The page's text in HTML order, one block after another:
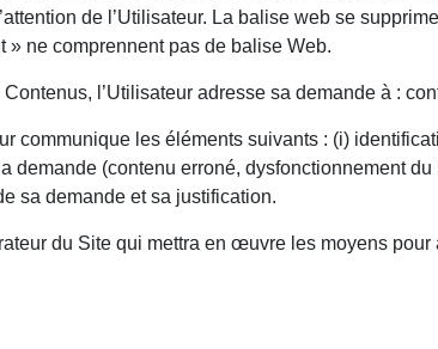
de l’Utilisateur. La balise web se
» ne comprennent pas de balise Web.
l’Utilisateur adresse sa demande à :
communique les éléments suivants : (i)
demande (contenu erroné, dysfonctionnement du
sa demande et sa justification.
du Site qui mettra en œuvre les moyens